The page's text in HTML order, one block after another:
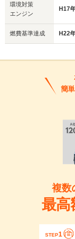
環境対策
エンジン
燃費基準達成 H22
簡
複数
最高
STEP1